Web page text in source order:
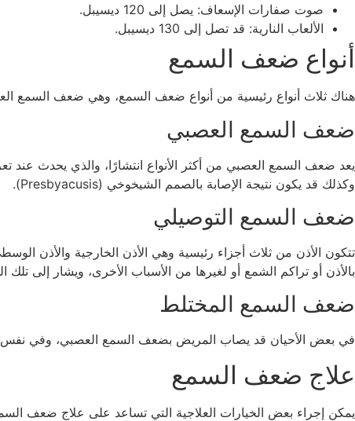
صوت صفارات الإسعاف: يصل إلى 120 ديسيبل.
الألعاب النارية: قد تصل إلى 130 ديسيبل.
أنواع ضعف السمع
هناك ثلاث أنواع رئيسية من أنواع ضعف السمع، وهي ضعف السمع
ضعف السمع العصبي
يعد ضعف السمع العصبي من أكثر الأنواع انتشارًا، والذي يحدث عند
وكذلك قد يكون نتيجة الإصابة بالصمم الشيخوخي (Presbyacusis).
ضعف السمع التوصيلي
تتكون الأذن من ثلاث أجزاء رئيسية وهي الأذن الخارجية والأذن
بالأذن أو تراكم الشمع أو لغيرها من الأسباب الأخرى، ويشار إلى
ضعف السمع المختلط
في بعض الأحيان قد يصاب المريض بضعف السمع العصبي، وفي
علاج ضعف السمع
يمكن إجراء بعض الخيارات العلاجية التي تساعد على علاج ضعف